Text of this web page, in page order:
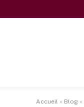
Accueil » Blog »